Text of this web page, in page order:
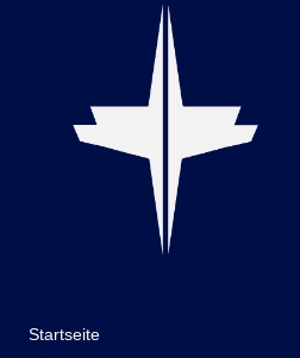
Startseite